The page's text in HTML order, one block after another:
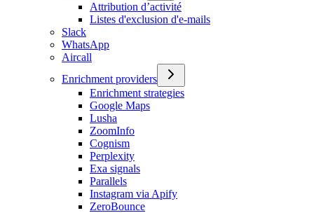
Attribution d’activité
Listes d'exclusion d'e-mails
Slack
WhatsApp
Aircall
Enrichment providers
Enrichment strategies
Google Maps
Lusha
ZoomInfo
Cognism
Perplexity
Exa signals
Parallels
Instagram via Apify
ZeroBounce